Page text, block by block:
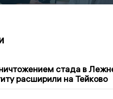
стада в
расширили на Тейково